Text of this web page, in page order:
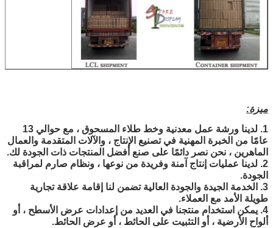
ميزة:
1. لدينا ورشة عمل معدنية وخط طلاء المسحوق ، مع حوالي 13
عامًا من الخبرة المهنية في تصنيع الإنتاج ، والآلات المتقدمة والعمال
الماهرين ، نحن نصر دائمًا على صنع أفضل المنتجات ذات الجودة لك.
2. لدينا عمليات إنتاج آمنة وفريدة من نوعها ، ونظام صارم لمراقبة
الجودة.
3. الخدمة الجيدة والجودة العالية تضمن لنا إقامة علاقة تجارية
طويلة الأمد مع العملاء.
4. يمكن استخدام منتجنا في العديد من إعدادات عرض الأسطح ، أو
ألواح الأرضية ، أو التثبيت على الحائط ، أو عرض الحائط.